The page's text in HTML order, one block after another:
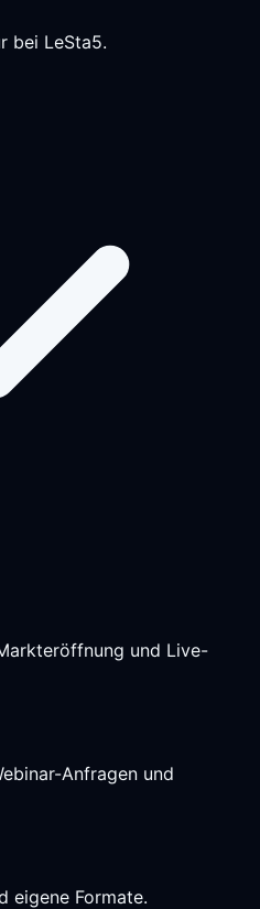
bei LeSta5.
und Live-
Anfragen und
eigene Formate.